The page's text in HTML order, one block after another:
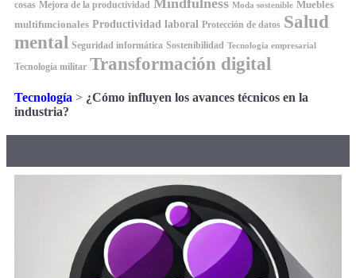
cosas Mejora de la productividad Moda sostenible Muebles
multifuncionales Productividad laboral Protección de datos Salud
mental Seguridad informática Sostenibilidad Tecnología empresarial
Tecnología militar Transformación digital
Tecnología > ¿Cómo influyen los avances técnicos en la
industria?